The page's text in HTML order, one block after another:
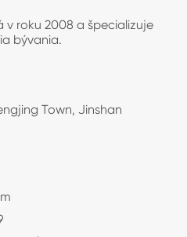
roku 2008 a špecializuje
bývania.
Town, Jinshan